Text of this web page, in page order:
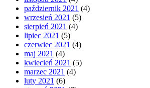
październik 2021 (4)
wrzesień 2021 (5)
sierpień 2021 (4)
lipiec 2021 (5)
czerwiec 2021 (4)
maj 2021 (4)
kwiecień 2021 (5)
marzec 2021 (4)
luty 2021 (6)